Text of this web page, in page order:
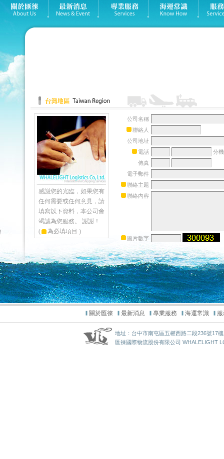
關於匯徠 最新消息 專業服務 海運常識
地址：台中市南屯區五權西路二段236號17
匯徠國際物流股份有限公司 WHALELIGHT